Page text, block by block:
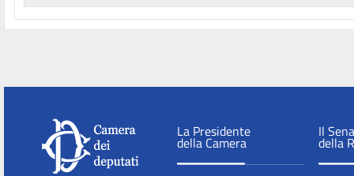
La Presidente
della Camera
Il
della